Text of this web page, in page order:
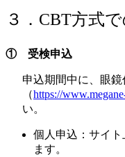
３．CBT方式
① 受検申込
申込期間中に、眼
（https://
い。
個人申込：サイ
ます。